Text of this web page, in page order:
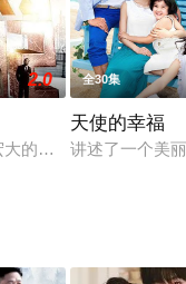
2.0
的天罗地网般的监控
全30集
天使的幸福
讲述了一个美